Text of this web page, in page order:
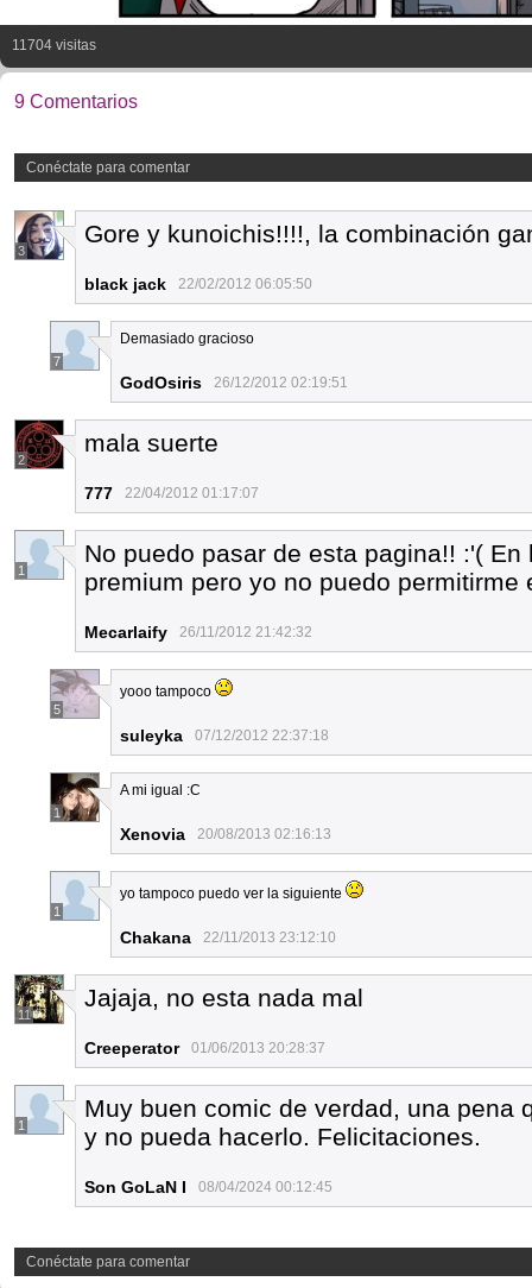
11704 visitas
9 Comentarios
Conéctate para comentar
3
Gore y kunoichis!!!!, la combinación
black jack 22/02/2012 06:05:50
7
Demasiado gracioso
GodOsiris 26/12/2012 02:19:51
2
mala suerte
777 22/04/2012 01:17:07
1
No puedo pasar de esta pagina!! :'(
premium pero yo no puedo permitirme
Mecarlaify 26/11/2012 21:42:32
5
yooo tampoco
suleyka 07/12/2012 22:37:18
1
A mi igual :C
Xenovia 20/08/2013 02:16:13
1
yo tampoco puedo ver la siguiente
Chakana 22/11/2013 23:12:10
11
Jajaja, no esta nada mal
Creeperator 01/06/2013 20:28:37
1
Muy buen comic de verdad, una pena
y no pueda hacerlo. Felicitaciones.
Son GoLaN I 08/04/2024 00:12:45
Conéctate para comentar